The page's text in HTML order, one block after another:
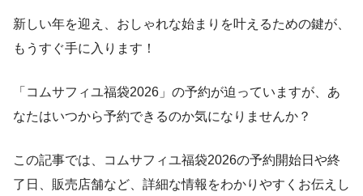
新しい年を迎え、おしゃれな始まりを叶えるための鍵が、
もうすぐ手に入ります！
「コムサフィユ福袋2026」の予約が迫っていますが、あ
なたはいつから予約できるのか気になりませんか？
この記事では、コムサフィユ福袋2026の予約開始日や終
了日、販売店舗など、詳細な情報をわかりやすくお伝えし